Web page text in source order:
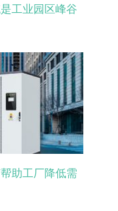
工业园区峰谷
助工厂降低需